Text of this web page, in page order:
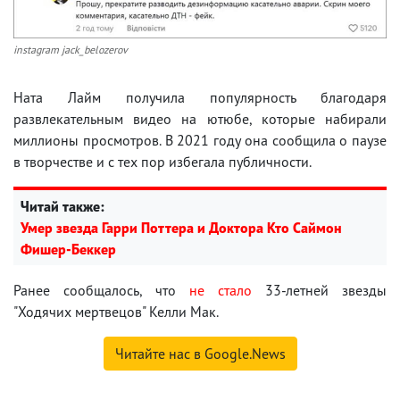
instagram jack_belozerov
Ната Лайм получила популярность благодаря
развлекательным видео на ютюбе, которые набирали
миллионы просмотров. В 2021 году она сообщила о паузе
в творчестве и с тех пор избегала публичности.
Читай также:
Умер звезда Гарри Поттера и Доктора Кто Саймон
Фишер-Беккер
Ранее сообщалось, что не стало 33-летней звезды
"Ходячих мертвецов" Келли Мак.
Читайте нас в Google.News